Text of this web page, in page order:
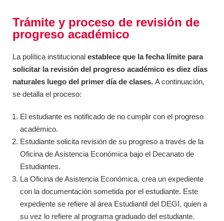
Trámite y proceso de revisión de
progreso académico
La política institucional establece que la fecha límite para
solicitar la revisión del progreso académico es diez días
naturales luego del primer día de clases. A continuación,
se detalla el proceso:
El estudiante es notificado de no cumplir con el progreso
académico.
Estudiante solicita revisión de su progreso a través de la
Oficina de Asistencia Económica bajo el Decanato de
Estudiantes.
La Oficina de Asistencia Económica, crea un expediente
con la documentación sometida por el estudiante. Este
expediente se refiere al área Estudiantil del DEGI, quien a
su vez lo refiere al programa graduado del estudiante.